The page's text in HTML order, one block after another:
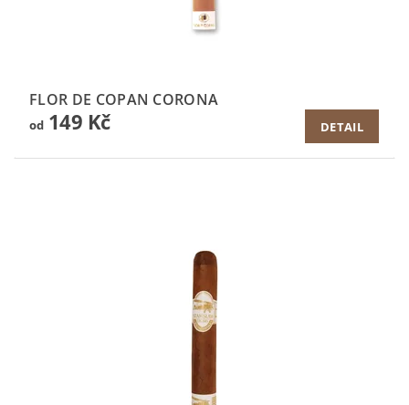
FLOR DE COPAN CORONA
od149 Kč DETAIL